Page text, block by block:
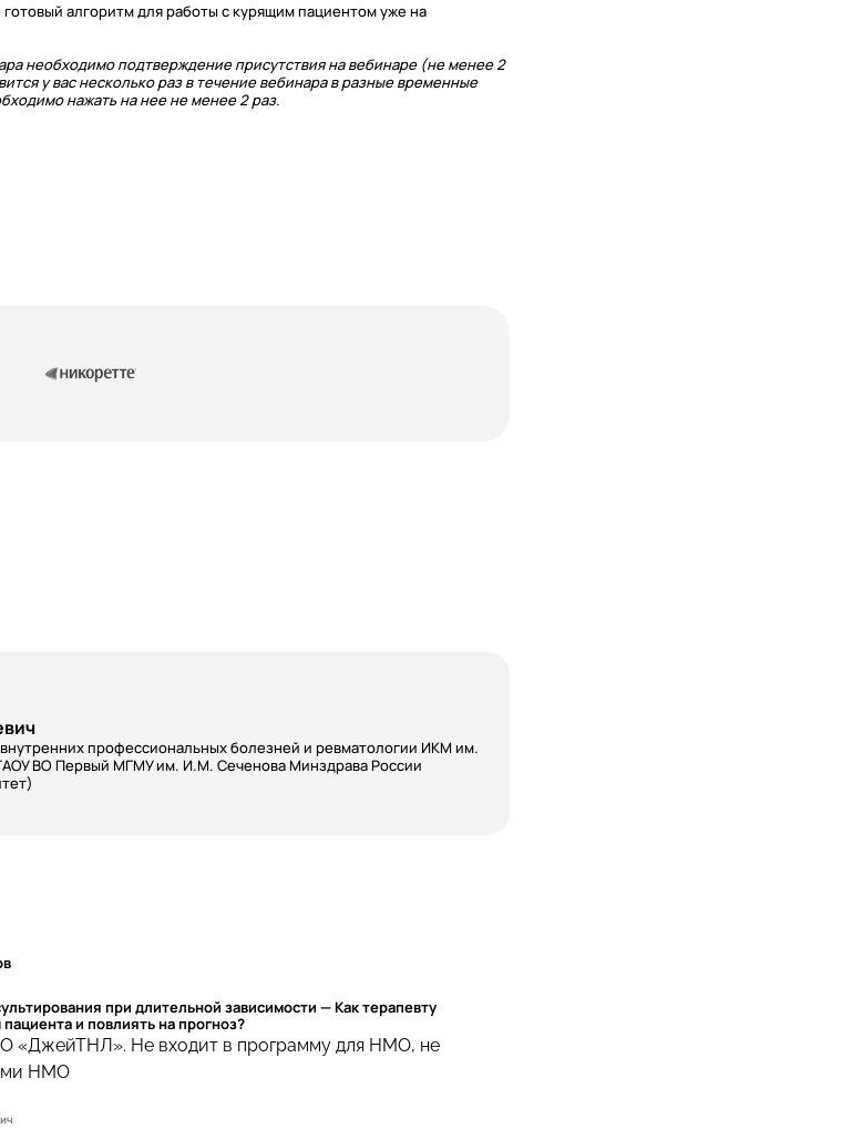
алгоритм для работы с курящим пациентом уже на
необходимо подтверждение присутствия на вебинаре (не менее 2
у вас несколько раз в течение вебинара в разные временные
нажать на нее не менее 2 раз.
профессиональных болезней и ревматологии ИКМ им.
ВО Первый МГМУ им. И.М. Сеченова Минздрава России
при длительной зависимости — Как терапевту
и повлиять на прогноз?
«ДжейТНЛ». Не входит в программу для НМО, не
НМО